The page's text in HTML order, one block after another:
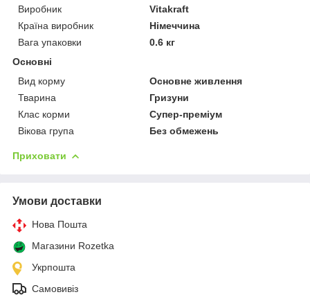
Виробник
Vitakraft
Країна виробник
Німеччина
Вага упаковки
0.6 кг
Основні
Вид корму
Основне живлення
Тварина
Гризуни
Клас корми
Супер-преміум
Вікова група
Без обмежень
Приховати
Умови доставки
Нова Пошта
Магазини Rozetka
Укрпошта
Самовивіз